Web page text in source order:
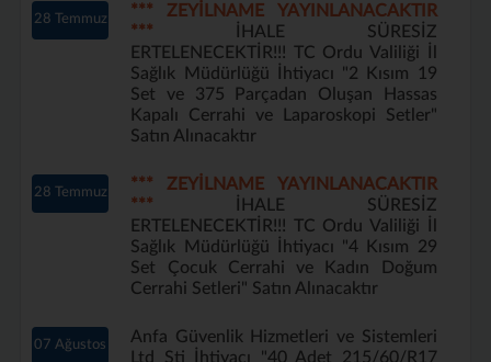
28 Temmuz
*** ZEYİLNAME YAYINLANACAKTIR
***
İHALE SÜRESİZ
ERTELENECEKTİR!!! TC Ordu Valiliği İl
Sağlık Müdürlüğü İhtiyacı "2 Kısım 19
Set ve 375 Parçadan Oluşan Hassas
Kapalı Cerrahi ve Laparoskopi Setler"
Satın Alınacaktır
28 Temmuz
*** ZEYİLNAME YAYINLANACAKTIR
***
İHALE SÜRESİZ
ERTELENECEKTİR!!! TC Ordu Valiliği İl
Sağlık Müdürlüğü İhtiyacı "4 Kısım 29
Set Çocuk Cerrahi ve Kadın Doğum
Cerrahi Setleri" Satın Alınacaktır
07 Ağustos
Anfa Güvenlik Hizmetleri ve Sistemleri
Ltd Şti İhtiyacı "40 Adet 215/60/R17